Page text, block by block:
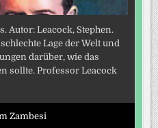
Autor: Leacock, Stephen.
Lage der Welt und
darüber, wie das
sollte. Professor Leacock
Zambesi